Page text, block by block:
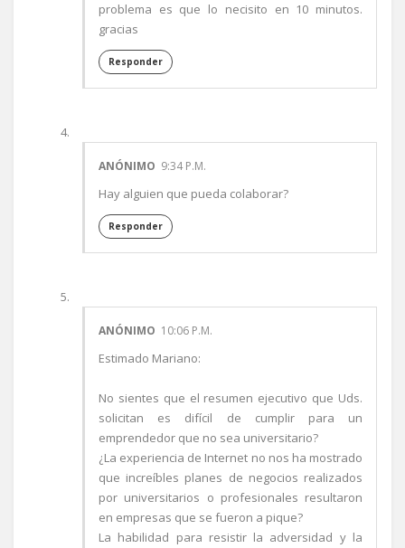
problema es que lo necisito en 10 minutos.
gracias
Responder
ANÓNIMO 9:34 P.M.
Hay alguien que pueda colaborar?
Responder
ANÓNIMO 10:06 P.M.
Estimado Mariano:
No sientes que el resumen ejecutivo que Uds.
solicitan es difícil de cumplir para un
emprendedor que no sea universitario?
¿La experiencia de Internet no nos ha mostrado
que increíbles planes de negocios realizados
por universitarios o profesionales resultaron
en empresas que se fueron a pique?
La habilidad para resistir la adversidad y la